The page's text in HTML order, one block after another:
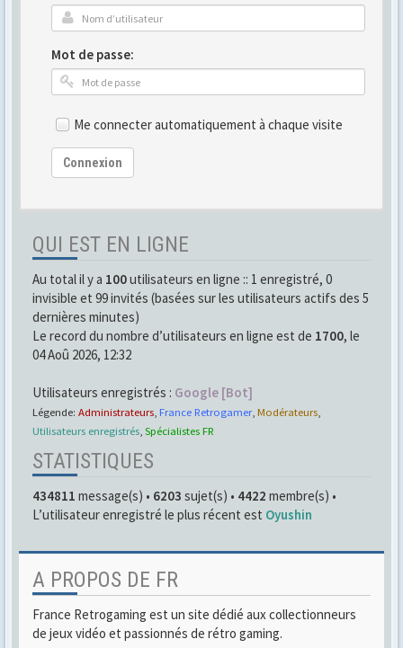
Mot de passe:
Me connecter automatiquement à chaque visite
Connexion
QUI EST EN LIGNE
Au total il y a 100utilisateurs en ligne :: 1 enregistré, 0
invisible et 99 invités (basées sur les utilisateurs actifs des 5
dernières minutes)
Le record du nombre d’utilisateurs en ligne est de 1700, le
04 Aoû 2026, 12:32
Utilisateurs enregistrés : Google [Bot]
Légende: Administrateurs France Retrogamer, Modérateurs
Utilisateurs enregistrés Spécialistes FR
STATISTIQUES
434811 message(s) • 6203 sujet(s) • 4422 membre(s) •
L’utilisateur enregistré le plus récent est Oyushin
A PROPOS DE FR
France Retrogaming est un site dédié aux collectionneurs
de jeux vidéo et passionnés de rétro gaming.